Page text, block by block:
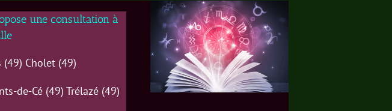
une consultation à
(49) Cholet (49)
de-Cé (49) Trélazé (49)